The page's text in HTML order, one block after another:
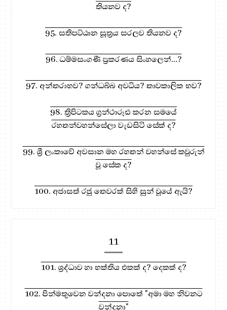
තියනව ද?
95. සතිපට්ඨාන සූත්‍රය සරලව තියනව ද?
96. ධම්මසංගණී ප්‍රකරණය සිංහලෙන්...?
97. අන්තරාභව? ගන්ධබ්බ අවධිය? තාවකාලික භව?
98. ත්‍රිපිටකය ග්‍රන්ථාරූඪ කරන සමයේ
රහතන්වහන්සේලා වැඩසිටි සේක් ද?
99. ශ්‍රී ලංකාවේ අවසාන මහ රහතන් වහන්සේ කවුරුන්
වූ සේක ද?
100. අජාසත් රජු තෙවරක් සිහි සුන් වූයේ ඇයි?
11
101. ශ්‍රද්ධාව හා භක්තිය එකක් ද? දෙකක් ද?
102. පින්මතුවෙන වන්දනා පොතේ "අමා මහ නිවනට
වන්දනා"